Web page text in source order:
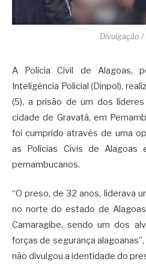
Divulgação /
A Polícia Civil de Alagoas,
Inteligência Policial (Dinpol),
(5), a prisão de um dos
cidade de Gravatá, em
foi cumprido através de uma
as Polícias Civis de Alagoas
pernambucanos.
“O preso, de 32 anos, liderava
no norte do estado de
Camaragibe, sendo um dos
forças de segurança
não divulgou a identidade do